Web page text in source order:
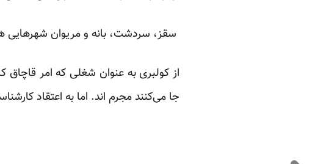
سقز، سردشت، بانه و مریوان شهرهایی
از کولبری به عنوان شغلی که امر قاچاق
جا می‌کنند مجرم اند. اما به اعتقاد